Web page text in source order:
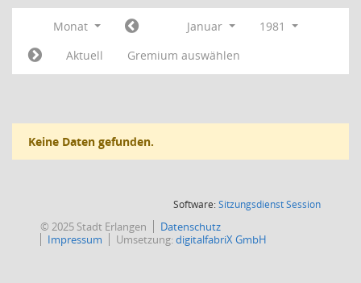
Monat Januar
1981
Aktuell
Gremium auswählen
Keine Daten gefunden.
Software:SitzungsdienstSession(Wird in
© 2025 Stadt Erlangen
Datenschutz
Impressum
Umsetzung:digitalfabriX GmbH